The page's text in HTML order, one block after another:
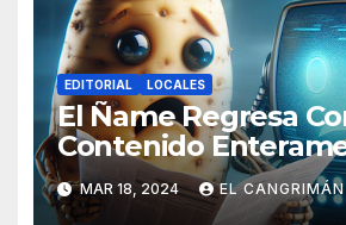
EDITORIAL LOCALES
El Ñame Regresa
Contenido
Generado Por
Artificial
MAR 18, 2024 EL CANGRIMÁN